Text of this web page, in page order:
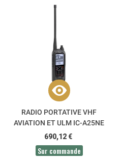
RADIO PORTATIVE VHF
AVIATION ET ULM IC-A25NE
SOL ICOM
690,12 €
Sur commande